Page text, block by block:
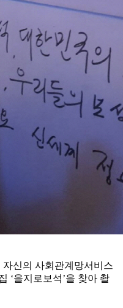
신의 사회관계망서비스
‘을지로보석’을 찾아 촬